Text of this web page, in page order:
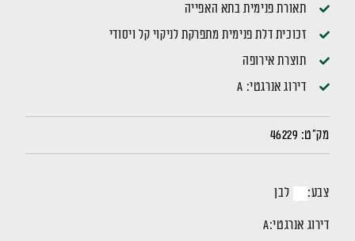
תאורת פנימית בתא האפייה
זכוכית דלת פנימית מתפרקת לניקוי קל ויסודי
תוצרת אירופה
דירוג אנרגטי: A
מק"ט: 46229
צבע: לבן
דירוג אנרגטי:A